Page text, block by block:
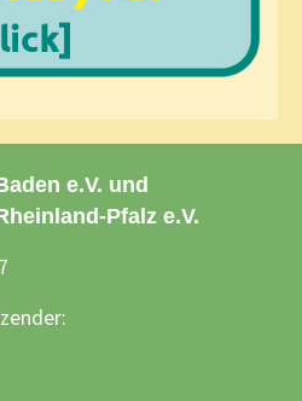
e.V. und
Pfalz e.V.